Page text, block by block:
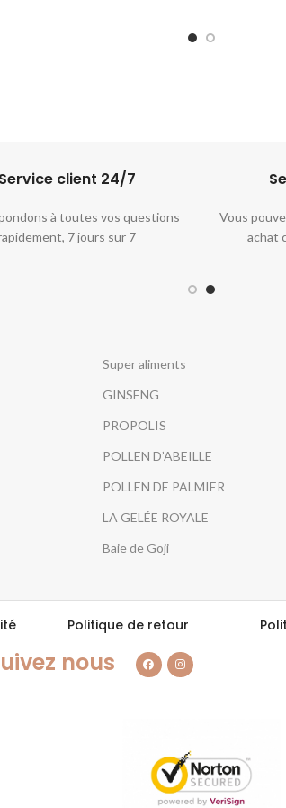
Service client 24/7​
à toutes vos questions
7 jours sur 7
Vous
achat
Super aliments
GINSENG
PROPOLIS
POLLEN D’ABEILLE
POLLEN DE PALMIER
LA GELÉE ROYALE
Baie de Goji
Politique de retour
nous